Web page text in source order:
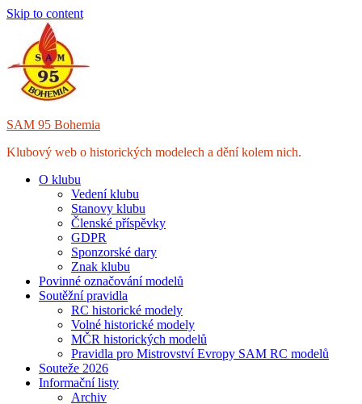
Skip to content
SAM 95 Bohemia
Klubový web o historických modelech a dění kolem nich.
O klubu
Vedení klubu
Stanovy klubu
Členské příspěvky
GDPR
Sponzorské dary
Znak klubu
Povinné označování modelů
Soutěžní pravidla
RC historické modely
Volné historické modely
MČR historických modelů
Pravidla pro Mistrovství Evropy SAM RC modelů
Souteže 2026
Informační listy
Archiv